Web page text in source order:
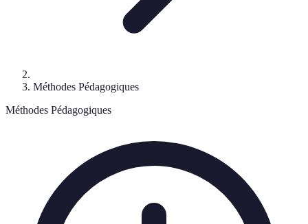
Méthodes Pédagogiques
Méthodes Pédagogiques